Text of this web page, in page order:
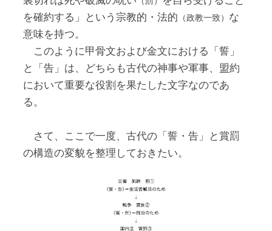
を確約する」という宗教的・法的 （政教一致） な
意味を持つ。
このように甲骨文および金文における「誓」
と「告」は、どちらも古代の神事や軍事、盟約
において重要な役割を果たした文字なのであ
る。
さて、ここで一度、古代の「誓・告」と賞罰
の構造の変貌を整理しておきたい。